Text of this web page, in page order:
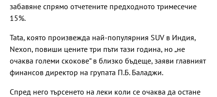
забавяне спрямо отчетените предходното тримесечие
15%.
Tata, която произвежда най-популярния SUV в Индия,
Nexon, повиши цените три пъти тази година, но „не
очаква големи скокове“ в близко бъдеще, заяви главният
финансов директор на групата П.Б. Баладжи.
Спред него търсенето на леки коли се очаква да остане